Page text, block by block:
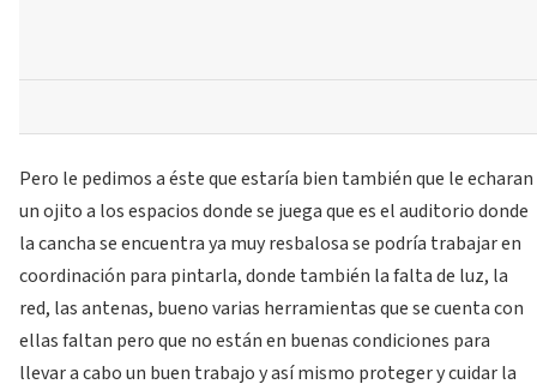
Pero le pedimos a éste que estaría bien también que le echaran
un ojito a los espacios donde se juega que es el auditorio donde
la cancha se encuentra ya muy resbalosa se podría trabajar en
coordinación para pintarla, donde también la falta de luz, la
red, las antenas, bueno varias herramientas que se cuenta con
ellas faltan pero que no están en buenas condiciones para
llevar a cabo un buen trabajo y así mismo proteger y cuidar la